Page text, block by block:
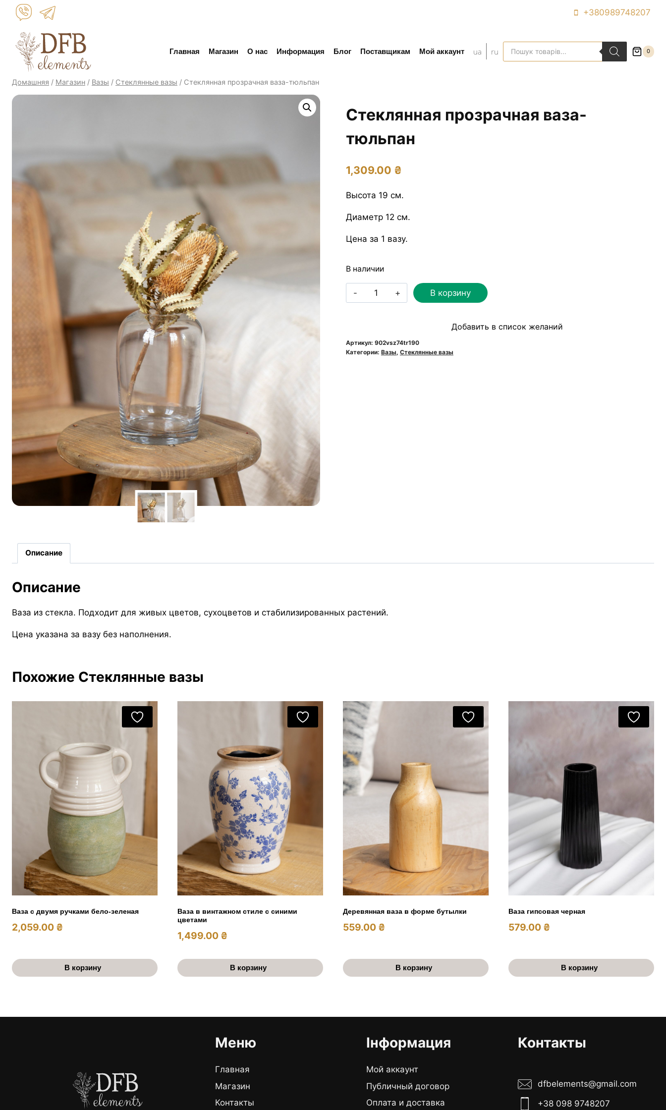
Перейти
контенту
+380989748207
Главная Магазин О нас Информация Блог Поставщикам Мой аккаунт ua ru
Поиск
товаров
0
Домашняя / Магазин / Вазы / Стеклянные вазы / Стеклянная прозрачная ваза-тюльпан
Стеклянная прозрачная ваза-
тюльпан
1,309.00 ₴
Высота 19 см.
Диаметр 12 см.
Цена за 1 вазу.
В наличии
Количество
товара
ваза-
тюльпан
В корзину
Добавить в список желаний
Артикул: 902vsz74tr190
Категории: Вазы, Стеклянные вазы
Описание
Описание
Ваза из стекла. Подходит для живых цветов, сухоцветов и стабилизированных растений.
Цена указана за вазу без наполнения.
Похожие Стеклянные вазы
Ваза с двумя ручками бело-зеленая
2,059.00 ₴
В корзину
Ваза в винтажном стиле с синими
цветами
1,499.00 ₴
В корзину
Деревянная ваза в форме бутылки
559.00 ₴
В корзину
Ваза гипсовая черная
579.00 ₴
В корзину
Меню
Главная
Магазин
Контакты
Інформация
Мой аккаунт
Публичный договор
Оплата и доставка
Контакты
dfbelements@gmail.com
+38 098 9748207